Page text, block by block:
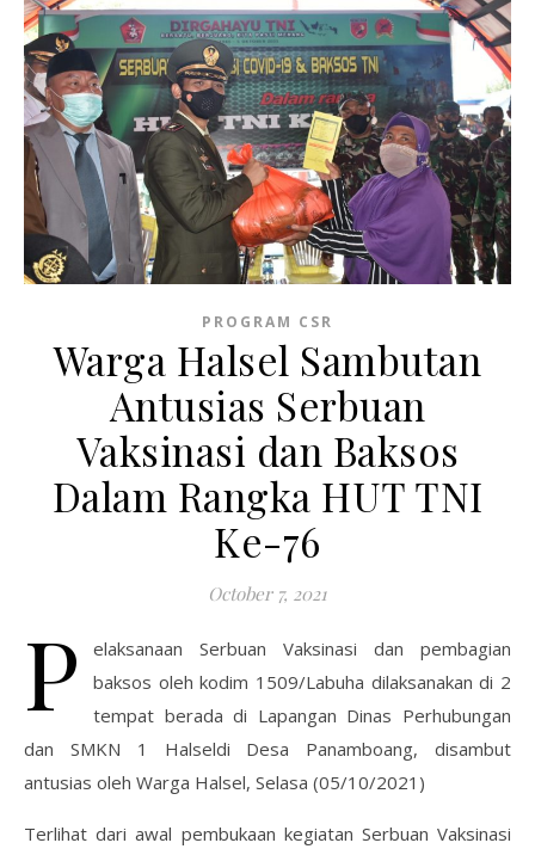
PROGRAM CSR
Warga Halsel Sambutan
Antusias Serbuan
Vaksinasi dan Baksos
Dalam Rangka HUT TNI
Ke-76
October 7, 2021
P
elaksanaan Serbuan Vaksinasi dan pembagian
baksos oleh kodim 1509/Labuha dilaksanakan di 2
tempat berada di Lapangan Dinas Perhubungan
dan SMKN 1 Halseldi Desa Panamboang, disambut
antusias oleh Warga Halsel, Selasa (05/10/2021)
Terlihat dari awal pembukaan kegiatan Serbuan Vaksinasi